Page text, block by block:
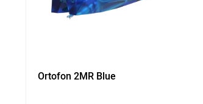
Ortofon 2MR Blue